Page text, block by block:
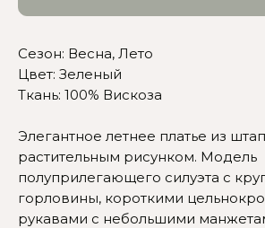
Сезон: Весна, Лето
Цвет: Зеленый
Ткань: 100% Вискоза
Элегантное летнее платье из
растительным рисунком. Модель
полуприлегающего силуэта с
горловины, короткими
рукавами с небольшими
Сомневаетесь в выборе?
Нажмите сюда, чтобы
посмотреть размерную сетку
Или напишите нам и мы
вам поможем!